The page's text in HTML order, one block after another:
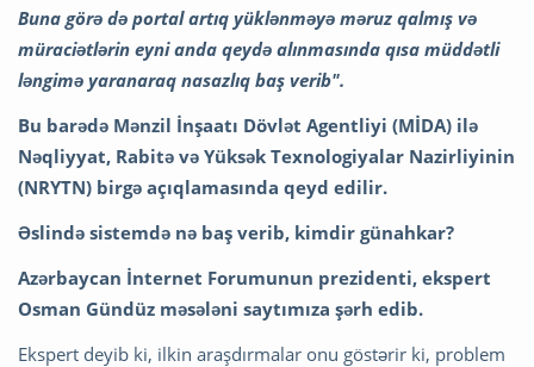
Buna görə də portal artıq yüklənməyə məruz qalmış və
müraciətlərin eyni anda qeydə alınmasında qısa müddətli
ləngimə yaranaraq nasazlıq baş verib".
Bu barədə Mənzil İnşaatı Dövlət Agentliyi (MİDA) ilə
Nəqliyyat, Rabitə və Yüksək Texnologiyalar Nazirliyinin
(NRYTN) birgə açıqlamasında qeyd edilir.
Əslində sistemdə nə baş verib, kimdir günahkar?
Azərbaycan İnternet Forumunun prezidenti, ekspert
Osman Gündüz məsələni saytımıza şərh edib.
Ekspert deyib ki, ilkin araşdırmalar onu göstərir ki, problem